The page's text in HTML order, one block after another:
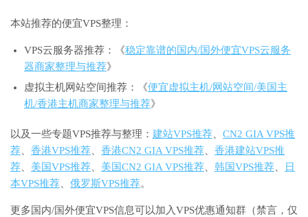
本站推荐的便宜VPS整理：
VPS云服务器推荐：《稳定靠谱的国内/国外便宜VPS云服务
器商家整理与推荐》
虚拟主机网站空间推荐：《便宜虚拟主机/网站空间/美国主
机/香港主机商家整理与推荐》
以及一些专题VPS推荐与整理： 建站VPS推荐
CN2 GIA VPS推
荐
香港VPS推荐 香港CN2 GIA VPS推荐
香港建站VPS推
荐
美国VPS推荐 美国CN2 GIA VPS推荐 韩国VPS推荐
日
本VPS推荐
俄罗斯VPS推荐。
更多国内/国外便宜VPS信息可以加入VPS优惠通知群（禁言，仅